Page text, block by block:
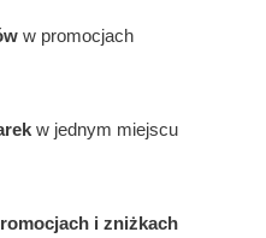
w promocjach
w jednym miejscu
i zniżkach